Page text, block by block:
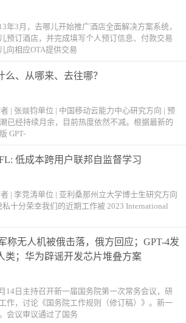
年3月，去哪儿开始推广酒店全面解决方案系统，
预订酒店，并完成填写个人预订信息、付款交易
向相应OTA提供交易
么、从哪来、去往哪？
| 张燚钧单位 | 中国移动云能力中心研究方向 | 预
已经持续月余，目前热度依然不减。根据最新的
GPT-
低成本跨用户联邦自监督学习
| 李竞涛单位 | 亚利桑那州立大学博士生研究方向
十分荣幸我们的近期工作被 2023 International
称无人机被俄击落，俄方回应；GPT-4发
类；华为辟谣开发芯片堆叠方案
14日主持召开新一届国务院第一次常务会议，研
作，讨论《国务院工作规则（修订稿）》。新一
会议审议通过了国务